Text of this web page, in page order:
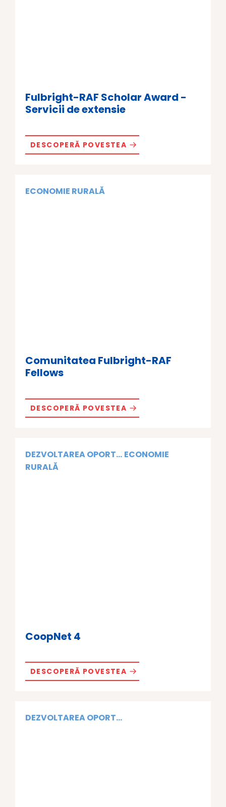
Fulbright-RAF Scholar Award -
Servicii de extensie
DESCOPERĂ POVESTEA
ECONOMIE RURALĂ
Comunitatea Fulbright-RAF
Fellows
DESCOPERĂ POVESTEA
DEZVOLTAREA OPORT... ECONOMIE
RURALĂ
CoopNet 4
DESCOPERĂ POVESTEA
DEZVOLTAREA OPORT...